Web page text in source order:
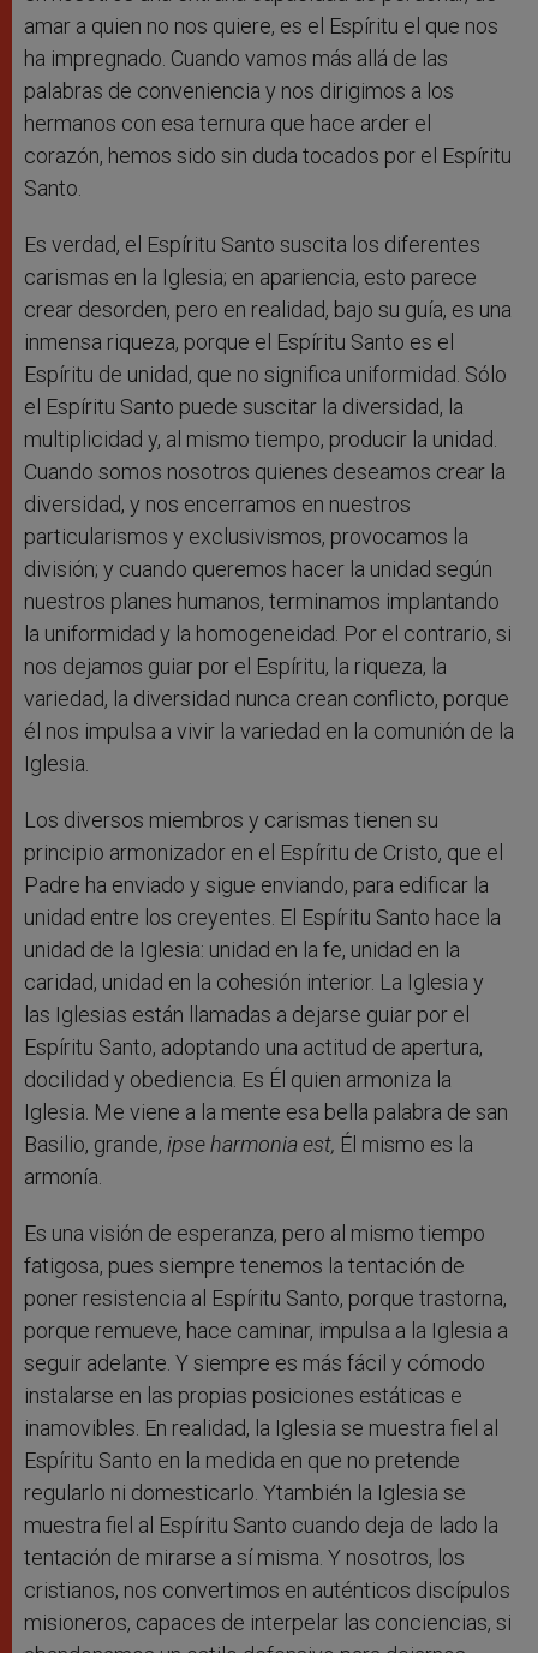
amar a quien no nos quiere, es el Espíritu el que nos
ha impregnado. Cuando vamos más allá de las
palabras de conveniencia y nos dirigimos a los
hermanos con esa ternura que hace arder el
corazón, hemos sido sin duda tocados por el Espíritu
Santo.
Es verdad, el Espíritu Santo suscita los diferentes
carismas en la Iglesia; en apariencia, esto parece
crear desorden, pero en realidad, bajo su guía, es una
inmensa riqueza, porque el Espíritu Santo es el
Espíritu de unidad, que no significa uniformidad. Sólo
el Espíritu Santo puede suscitar la diversidad, la
multiplicidad y, al mismo tiempo, producir la unidad.
Cuando somos nosotros quienes deseamos crear la
diversidad, y nos encerramos en nuestros
particularismos y exclusivismos, provocamos la
división; y cuando queremos hacer la unidad según
nuestros planes humanos, terminamos implantando
la uniformidad y la homogeneidad. Por el contrario, si
nos dejamos guiar por el Espíritu, la riqueza, la
variedad, la diversidad nunca crean conflicto, porque
él nos impulsa a vivir la variedad en la comunión de la
Iglesia.
Los diversos miembros y carismas tienen su
principio armonizador en el Espíritu de Cristo, que el
Padre ha enviado y sigue enviando, para edificar la
unidad entre los creyentes. El Espíritu Santo hace la
unidad de la Iglesia: unidad en la fe, unidad en la
caridad, unidad en la cohesión interior. La Iglesia y
las Iglesias están llamadas a dejarse guiar por el
Espíritu Santo, adoptando una actitud de apertura,
docilidad y obediencia. Es Él quien armoniza la
Iglesia. Me viene a la mente esa bella palabra de san
Basilio, grande, ipse harmonia est, Él mismo es la
armonía.
Es una visión de esperanza, pero al mismo tiempo
fatigosa, pues siempre tenemos la tentación de
poner resistencia al Espíritu Santo, porque trastorna,
porque remueve, hace caminar, impulsa a la Iglesia a
seguir adelante. Y siempre es más fácil y cómodo
instalarse en las propias posiciones estáticas e
inamovibles. En realidad, la Iglesia se muestra fiel al
Espíritu Santo en la medida en que no pretende
regularlo ni domesticarlo. Ytambién la Iglesia se
muestra fiel al Espíritu Santo cuando deja de lado la
tentación de mirarse a sí misma. Y nosotros, los
cristianos, nos convertimos en auténticos discípulos
misioneros, capaces de interpelar las conciencias, si